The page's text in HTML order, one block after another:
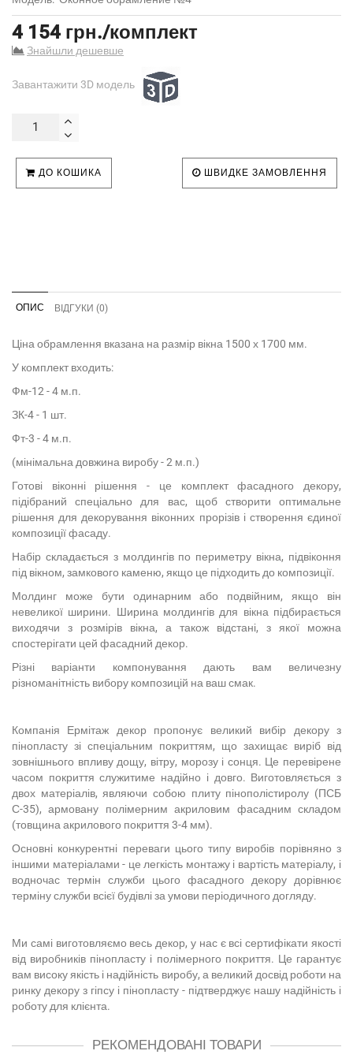
4 154 грн./комплект
Знайшли дешевше
Завантажити 3D модель
ДО КОШИКА ШВИДКЕ ЗАМОВЛЕННЯ
ОПИС ВІДГУКИ (0)
Ціна обрамлення вказана на размір вікна 1500 х 1700 мм.
У комплект входить:
Фм-12 - 4 м.п.
ЗК-4 - 1 шт.
Фт-3 - 4 м.п.
(мінімальна довжина виробу - 2 м.п.)
Готові віконні рішення - це комплект фасадного декору,
підібраний спеціально для вас, щоб створити оптимальне
рішення для декорування віконних прорізів і створення єдиної
композиції фасаду.
Набір складається з молдингів по периметру вікна, підвіконня
під вікном, замкового каменю, якщо це підходить до композиції.
Молдинг може бути одинарним або подвійним, якщо він
невеликої ширини. Ширина молдингів для вікна підбирається
виходячи з розмірів вікна, а також відстані, з якої можна
спостерігати цей фасадний декор.
Різні варіанти компонування дають вам величезну
різноманітність вибору композицій на ваш смак.
Компанія Ермітаж декор пропонує великий вибір декору з
пінопласту зі спеціальним покриттям, що захищає виріб від
зовнішнього впливу дощу, вітру, морозу і сонця. Це перевірене
часом покриття служитиме надійно і довго. Виготовляється з
двох матеріалів, являючи собою плиту пінополістиролу (ПСБ
С-35), армовану полімерним акриловим фасадним складом
(товщина акрилового покриття 3-4 мм).
Основні конкурентні переваги цього типу виробів порівняно з
іншими матеріалами - це легкість монтажу і вартість матеріалу, і
водночас термін служби цього фасадного декору дорівнює
терміну служби всієї будівлі за умови періодичного догляду.
Ми самі виготовляємо весь декор, у нас є всі сертифікати якості
від виробників пінопласту і полімерного покриття. Це гарантує
вам високу якість і надійність виробу, а великий досвід роботи на
ринку декору з гіпсу і пінопласту - підтверджує нашу надійність і
роботу для клієнта.
РЕКОМЕНДОВАНІ ТОВАРИ